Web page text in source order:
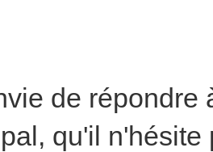
de répondre
qu'il